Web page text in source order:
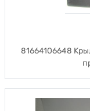
81664106648